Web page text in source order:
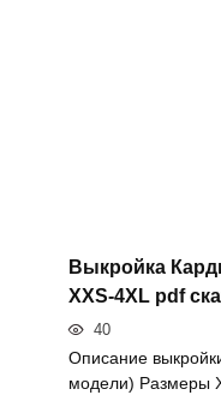
Выкройка
XXS-4XL pdf
40
Описание
модели) Размеры